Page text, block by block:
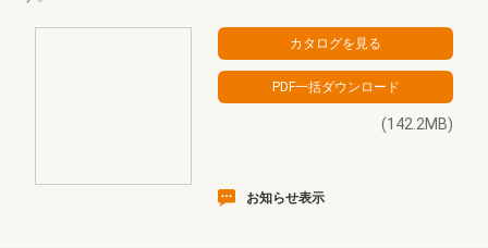
(142.2MB)
お知らせ表示